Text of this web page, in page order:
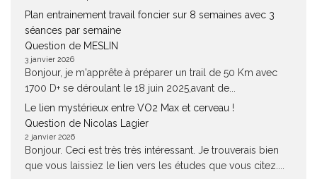
Plan entrainement travail foncier sur 8 semaines avec 3
séances par semaine
Question de MESLIN
3 janvier 2026
Bonjour, je m'apprête à préparer un trail de 50 Km avec
1700 D+ se déroulant le 18 juin 2025,avant de...
Le lien mystérieux entre VO2 Max et cerveau !
Question de Nicolas Lagier
2 janvier 2026
Bonjour. Ceci est très très intéressant. Je trouverais bien
que vous laissiez le lien vers les études que vous citez....